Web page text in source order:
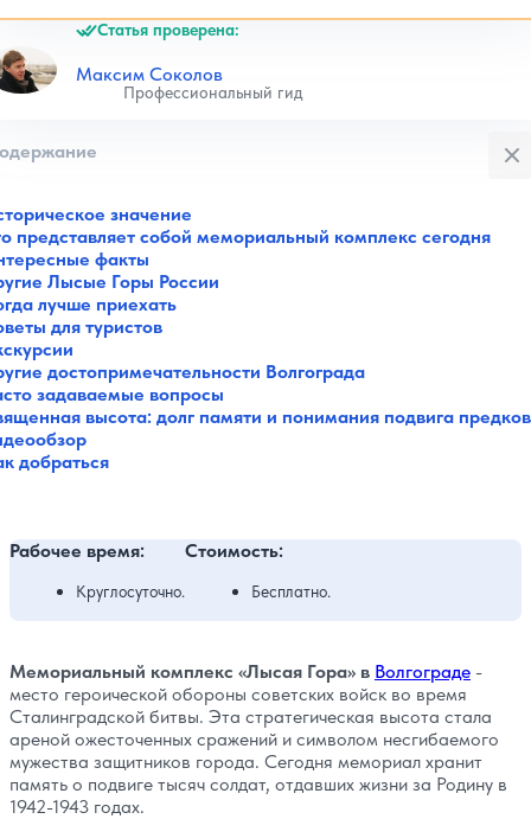
Статья проверена:
Максим Соколов
Профессиональный гид
значение
представляет собой мемориальный комплекс сегодня
факты
Лысые Горы России
лучше приехать
для туристов
достопримечательности Волгограда
задаваемые вопросы
высота: долг памяти и понимания подвига предков
добраться
Рабочее время:
Круглосуточно.
Стоимость:
Бесплатно.
Мемориальный комплекс «Лысая Гора» в Волгограде -
место героической обороны советских войск во время
Сталинградской битвы. Эта стратегическая высота стала
ареной ожесточенных сражений и символом несгибаемого
мужества защитников города. Сегодня мемориал хранит
память о подвиге тысяч солдат, отдавших жизни за Родину в
1942-1943 годах.